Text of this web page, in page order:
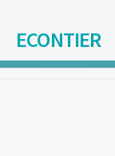
ン
ECONTIER